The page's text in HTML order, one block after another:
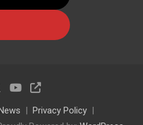
Privacy Policy